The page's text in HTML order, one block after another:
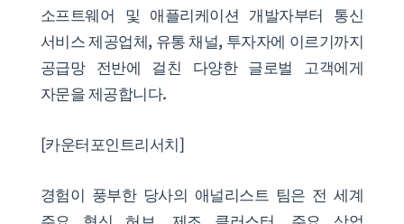
소프트웨어 및 애플리케이션 개발자부터 통신
서비스 제공업체, 유통 채널, 투자자에 이르기까지
공급망 전반에 걸친 다양한 글로벌 고객에게
자문을 제공합니다.
[카운터포인트리서치]
경험이 풍부한 당사의 애널리스트 팀은 전 세계